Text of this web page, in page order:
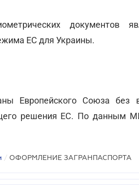
документов
ЕС для Украины.
Европейского Союза без
решения ЕС. По данным
/ ОФОРМЛЕНИЕ ЗАГРАНПАСПОРТА